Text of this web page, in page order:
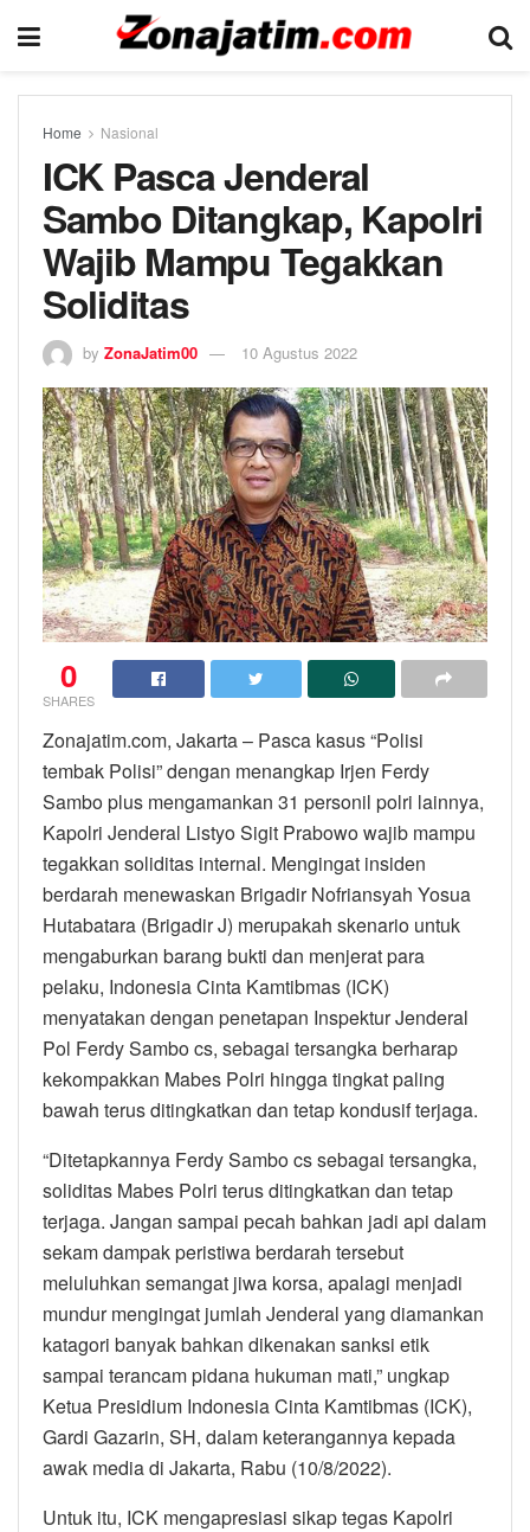
Home Nasional
ICK Pasca Jenderal
Sambo Ditangkap, Kapolri
Wajib Mampu Tegakkan
Soliditas
by ZonaJatim00 10 Agustus 2022
0
SHARES
Zonajatim.com, Jakarta – Pasca kasus “Polisi
tembak Polisi” dengan menangkap Irjen Ferdy
Sambo plus mengamankan 31 personil polri lainnya,
Kapolri Jenderal Listyo Sigit Prabowo wajib mampu
tegakkan soliditas internal. Mengingat insiden
berdarah menewaskan Brigadir Nofriansyah Yosua
Hutabatara (Brigadir J) merupakah skenario untuk
mengaburkan barang bukti dan menjerat para
pelaku, Indonesia Cinta Kamtibmas (ICK)
menyatakan dengan penetapan Inspektur Jenderal
Pol Ferdy Sambo cs, sebagai tersangka berharap
kekompakkan Mabes Polri hingga tingkat paling
bawah terus ditingkatkan dan tetap kondusif terjaga.
“Ditetapkannya Ferdy Sambo cs sebagai tersangka,
soliditas Mabes Polri terus ditingkatkan dan tetap
terjaga. Jangan sampai pecah bahkan jadi api dalam
sekam dampak peristiwa berdarah tersebut
meluluhkan semangat jiwa korsa, apalagi menjadi
mundur mengingat jumlah Jenderal yang diamankan
katagori banyak bahkan dikenakan sanksi etik
sampai terancam pidana hukuman mati,” ungkap
Ketua Presidium Indonesia Cinta Kamtibmas (ICK),
Gardi Gazarin, SH, dalam keterangannya kepada
awak media di Jakarta, Rabu (10/8/2022).
Untuk itu, ICK mengapresiasi sikap tegas Kapolri